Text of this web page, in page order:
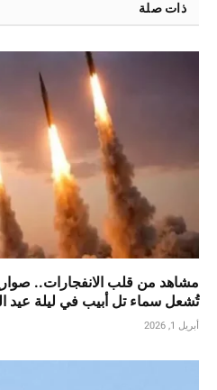
ذات صلة
مشاهد من قلب الانفجارات..
تُشعل سماء تل أبيب في ليلة عيد
أبريل 1, 2026